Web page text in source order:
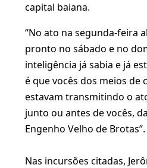
capital baiana.
“No ato na segunda-feira
pronto no sábado e no
inteligência já sabia e já
é que vocês dos meios de
estavam transmitindo o
junto ou antes de vocês,
Engenho Velho de Brotas”.
Nas incursões citadas,